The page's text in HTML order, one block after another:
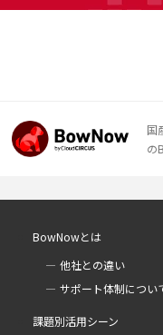
国
の
BowNowとは
他社との違い
サポート体制につい
課題別活用シーン